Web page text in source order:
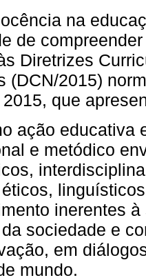
na
de
Diretrizes
(DCN/2015)
que
ação educativa
e metódico
inerentes
sociedade e
em
mundo.